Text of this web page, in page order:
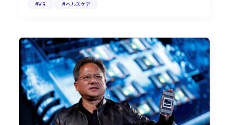
#VR #ヘルスケア